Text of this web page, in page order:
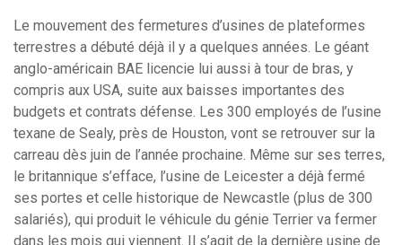
Le mouvement des fermetures d’usines de plateformes
terrestres a débuté déjà il y a quelques années. Le géant
anglo-américain BAE licencie lui aussi à tour de bras, y
compris aux USA, suite aux baisses importantes des
budgets et contrats défense. Les 300 employés de l’usine
texane de Sealy, près de Houston, vont se retrouver sur la
carreau dès juin de l’année prochaine. Même sur ses terres,
le britannique s’efface, l’usine de Leicester a déjà fermé
ses portes et celle historique de Newcastle (plus de 300
salariés), qui produit le véhicule du génie Terrier va fermer
dans les mois qui viennent. Il s’agit de la dernière usine de